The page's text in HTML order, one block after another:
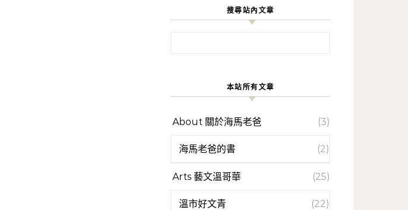
搜尋站內文章
本站所有文章
About 關於海馬老爸 (3)
海馬老爸的書 (2)
Arts 藝文溫哥華 (25)
溫市好文青 (22)